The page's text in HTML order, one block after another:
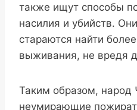
также ищут способы
насилия и убийств.
стараются найти
выживания, не вредя
Таким образом,
неумирающие